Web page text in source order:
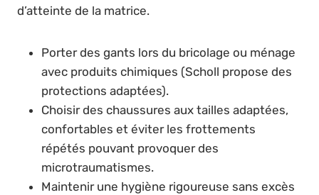
d’atteinte de la matrice.
Porter des gants lors du bricolage ou ménage
avec produits chimiques (Scholl propose des
protections adaptées).
Choisir des chaussures aux tailles adaptées,
confortables et éviter les frottements
répétés pouvant provoquer des
microtraumatismes.
Maintenir une hygiène rigoureuse sans excès